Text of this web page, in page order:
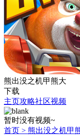
熊出没之机甲熊大
下载
主页攻略社区视频
暂时没有视频~
首页 > 熊出没之机甲